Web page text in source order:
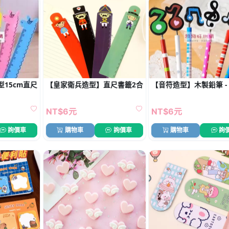
15cm直尺 - 學生測量文具
詢價車
【皇家衛兵造型】直尺書籤2合1 - 英倫風文具
NT$6元
購物車 詢價車
【音符造型】木製鉛筆
NT$6元
購物車 詢